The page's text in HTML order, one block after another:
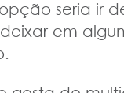
seria ir
em